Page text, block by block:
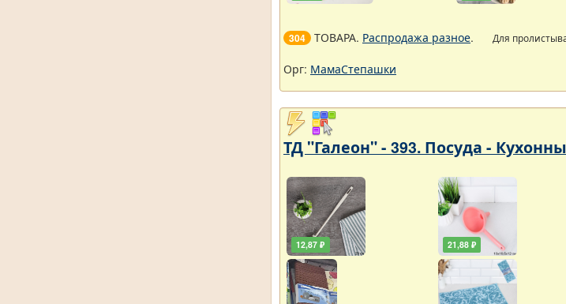
304 ТОВАРА. Распродажа разное. Для
Орг: МамаСтепашки
ТД "Галеон" - 393. Посуда -
12,87 ₽ 21,88 ₽